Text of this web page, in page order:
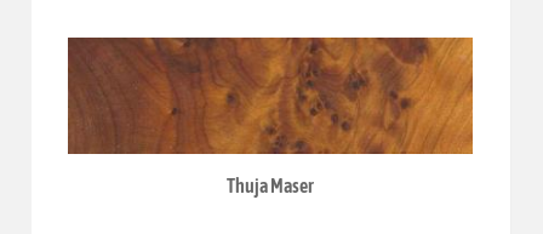
Thuja Maser